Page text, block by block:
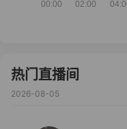
热门直播间
2026-08-05